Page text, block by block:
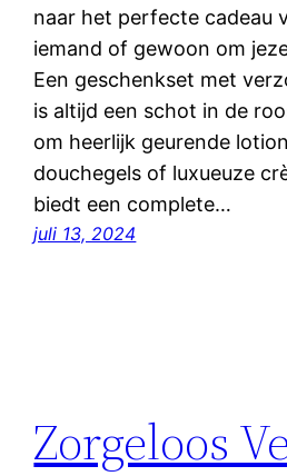
naar het perfecte cadeau
iemand of gewoon om
Een geschenkset met
is altijd een schot in de
om heerlijk geurende
douchegels of luxueuze
biedt een complete…
juli 13, 2024
Zorgeloos